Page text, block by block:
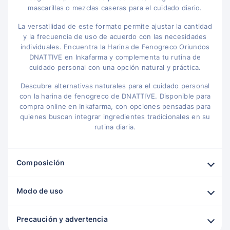
mascarillas o mezclas caseras para el cuidado diario.
La versatilidad de este formato permite ajustar la cantidad
y la frecuencia de uso de acuerdo con las necesidades
individuales. Encuentra la Harina de Fenogreco Oriundos
DNATTIVE en Inkafarma y complementa tu rutina de
cuidado personal con una opción natural y práctica.
Descubre alternativas naturales para el cuidado personal
con la harina de fenogreco de DNATTIVE. Disponible para
compra online en Inkafarma, con opciones pensadas para
quienes buscan integrar ingredientes tradicionales en su
rutina diaria.
Composición
Modo de uso
Precaución y advertencia